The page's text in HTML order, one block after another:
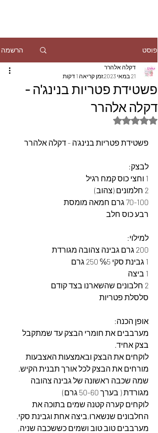
פוסט הרשמה
פשטידת פטריות בנינג'ה -
דקלה אלהרר
דקלה אלהרר
21 במאי 2023
זמן קריאה 1 דקות
דירוג של NaN מתוך 5 כוכבים
פשטידת פטריות בנינג'ה - דקלה אלהרר
לבצק:
1 וחצי כוס קמח רגיל
2 חלמונים (צהוב)
70-100 גרם חמאה מומסת
רבע כוס חלב
למילוי:
200 גרם גבינה צהובה מגורדת
1 גבינת סקי 5℅ 250 גרם
1 ביצה
2 חלבונים שהשארנו בצד קודם
סלסלת פטריות
אופן הכנה:
מערבבים את חומרי הבצק עד שמתקבל
בצק אחיד.
לוקחים את הבצק ובאמצעות האצבעות
מורחים את הבצק לכל אורך תבנית הקיש.
שמה שכבה ראשונה של גבינה צהובה
מגורדת ( בערך 50-60 גרם)
לוקחים קערה קטנה שמים בתוכה את
החלבונים שנשארו,ביצה אחת וגבינת סקי.
מערבבים טוב טוב ושמים כששכבה שניה,